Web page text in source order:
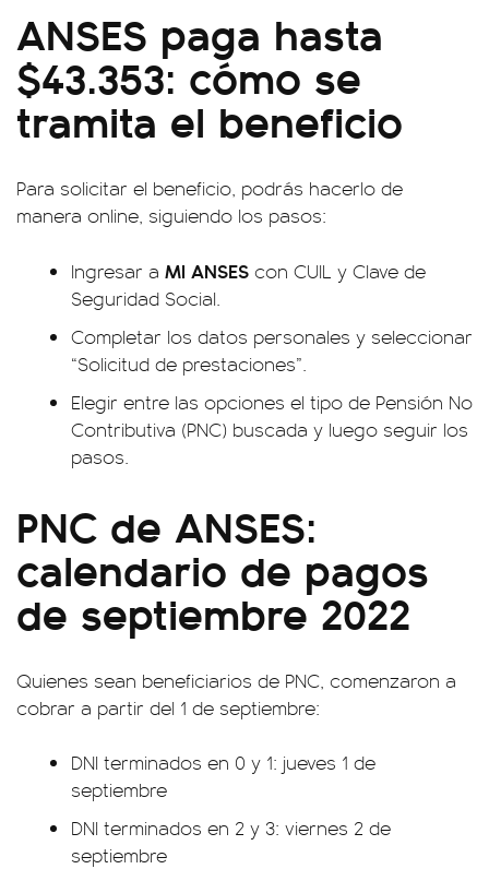
ANSES paga hasta
$43.353: cómo se
tramita el beneficio
Para solicitar el beneficio, podrás hacerlo de
manera online, siguiendo los pasos:
Ingresar a MI ANSES con CUIL y Clave de
Seguridad Social.
Completar los datos personales y seleccionar
“Solicitud de prestaciones”.
Elegir entre las opciones el tipo de Pensión No
Contributiva (PNC) buscada y luego seguir los
pasos.
PNC de ANSES:
calendario de pagos
de septiembre 2022
Quienes sean beneficiarios de PNC, comenzaron a
cobrar a partir del 1 de septiembre:
DNI terminados en 0 y 1: jueves 1 de
septiembre
DNI terminados en 2 y 3: viernes 2 de
septiembre